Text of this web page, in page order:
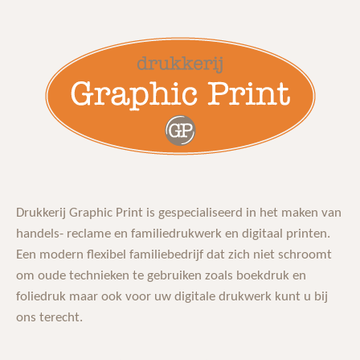
Drukkerij Graphic Print is gespecialiseerd in het maken van
handels- reclame en familiedrukwerk en digitaal printen.
Een modern flexibel familiebedrijf dat zich niet schroomt
om oude technieken te gebruiken zoals boekdruk en
foliedruk maar ook voor uw digitale drukwerk kunt u bij
ons terecht.